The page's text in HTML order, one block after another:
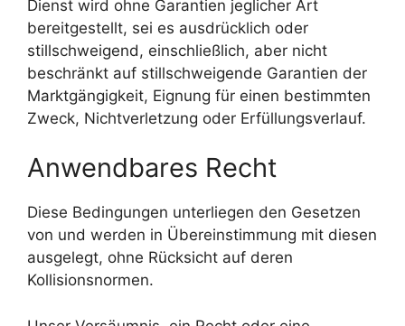
Dienst wird ohne Garantien jeglicher Art
bereitgestellt, sei es ausdrücklich oder
stillschweigend, einschließlich, aber nicht
beschränkt auf stillschweigende Garantien der
Marktgängigkeit, Eignung für einen bestimmten
Zweck, Nichtverletzung oder Erfüllungsverlauf.
Anwendbares Recht
Diese Bedingungen unterliegen den Gesetzen
von und werden in Übereinstimmung mit diesen
ausgelegt, ohne Rücksicht auf deren
Kollisionsnormen.